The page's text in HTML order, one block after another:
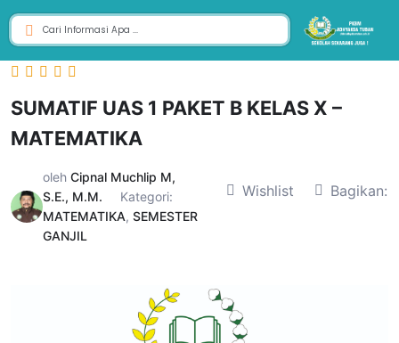
SUMATIF UAS 1 PAKET B KELAS X –
MATEMATIKA
oleh Cipnal Muchlip M,
S.E., M.M.
Kategori:
MATEMATIKA, SEMESTER
GANJIL
Wishlist Bagikan: